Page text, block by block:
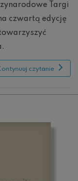
Targi
czwartą edycję
czytanie